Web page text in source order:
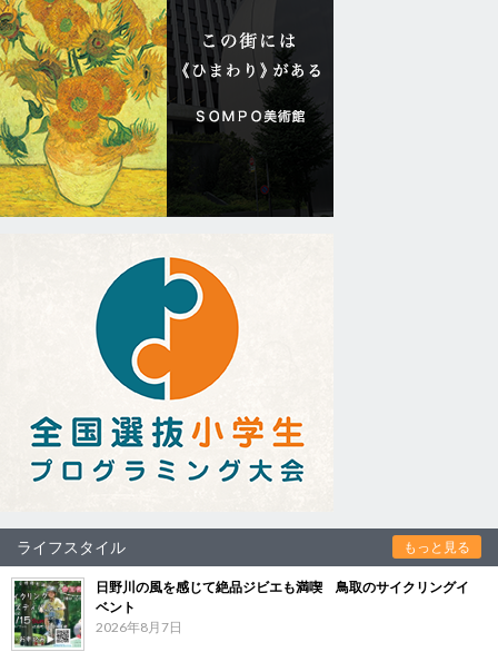
ライフスタイル もっと見る
日野川の風を感じて絶品ジビエも満喫 鳥取のサイクリングイ
ベント
2026年8月7日